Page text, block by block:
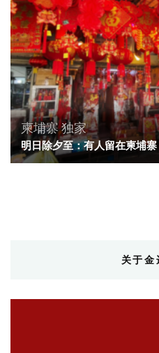
柬埔寨独家
明日除夕至：有人留在柬埔
关于金